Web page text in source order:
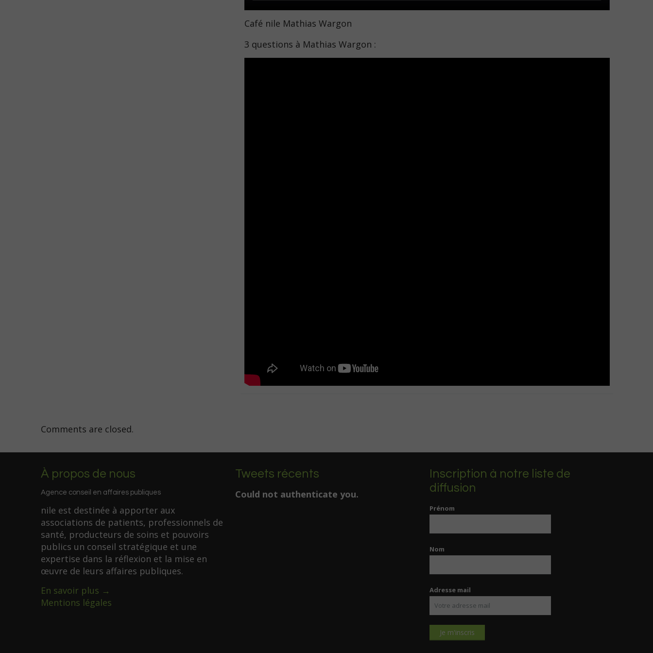
Café nile Mathias Wargon
3 questions à Mathias Wargon :
Comments are closed.
À propos de nous
Agence conseil en affaires publiques
nile est destinée à apporter aux
associations de patients, professionnels de
santé, producteurs de soins et pouvoirs
publics un conseil stratégique et une
expertise dans la réflexion et la mise en
œuvre de leurs affaires publiques.
En savoir plus →
Mentions légales
Tweets récents
Could not authenticate you.
Inscription à notre liste de
diffusion
Prénom
Nom
Adresse mail